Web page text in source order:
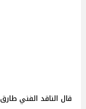
قال الناقد الفني